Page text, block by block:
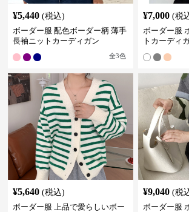
¥5,440 (税込)
ボーダー服 配色ボーダー柄 薄手
長袖ニットカーディガン
全3色
¥7,000 (税
ボーダー服
トカーディ
¥5,640 (税込)
ボーダー服 上品で愛らしいボー
¥9,040 (税
ボーダー服